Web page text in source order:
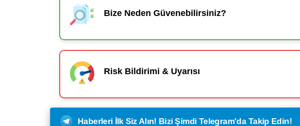
Bize Neden Güvenebilirsiniz?
Risk Bildirimi & Uyarısı
Haberleri İlk Siz Alın! Bizi Şimdi Telegram'da Takip Edin!